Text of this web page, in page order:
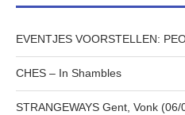
EVENTJES VOORSTELLEN:
CHES – In Shambles
STRANGEWAYS Gent, Vonk (06/